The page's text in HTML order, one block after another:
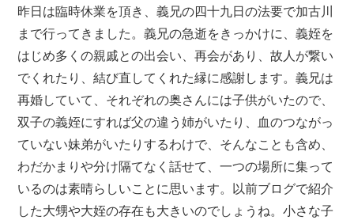
昨日は臨時休業を頂き、義兄の四十九日の法要で加古川
まで行ってきました。義兄の急逝をきっかけに、義姪を
はじめ多くの親戚との出会い、再会があり、故人が繋い
でくれたり、結び直してくれた縁に感謝します。義兄は
再婚していて、それぞれの奥さんには子供がいたので、
双子の義姪にすれば父の違う姉がいたり、血のつながっ
ていない妹弟がいたりするわけで、そんなことも含め、
わだかまりや分け隔てなく話せて、一つの場所に集って
いるのは素晴らしいことに思います。以前ブログで紹介
した大甥や大姪の存在も大きいのでしょうね。小さな子